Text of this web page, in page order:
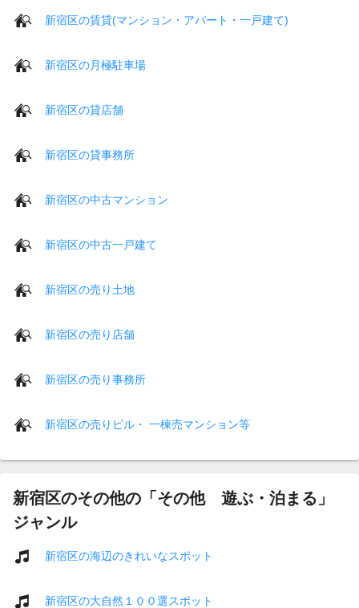
新宿区の賃貸(マンション・アパート・一戸建て)
新宿区の月極駐車場
新宿区の貸店舗
新宿区の貸事務所
新宿区の中古マンション
新宿区の中古一戸建て
新宿区の売り土地
新宿区の売り店舗
新宿区の売り事務所
新宿区の売りビル・ 一棟売マンション等
新宿区のその他の「その他 遊ぶ・泊まる」
ジャンル
新宿区の海辺のきれいなスポット
新宿区の大自然１００選スポット